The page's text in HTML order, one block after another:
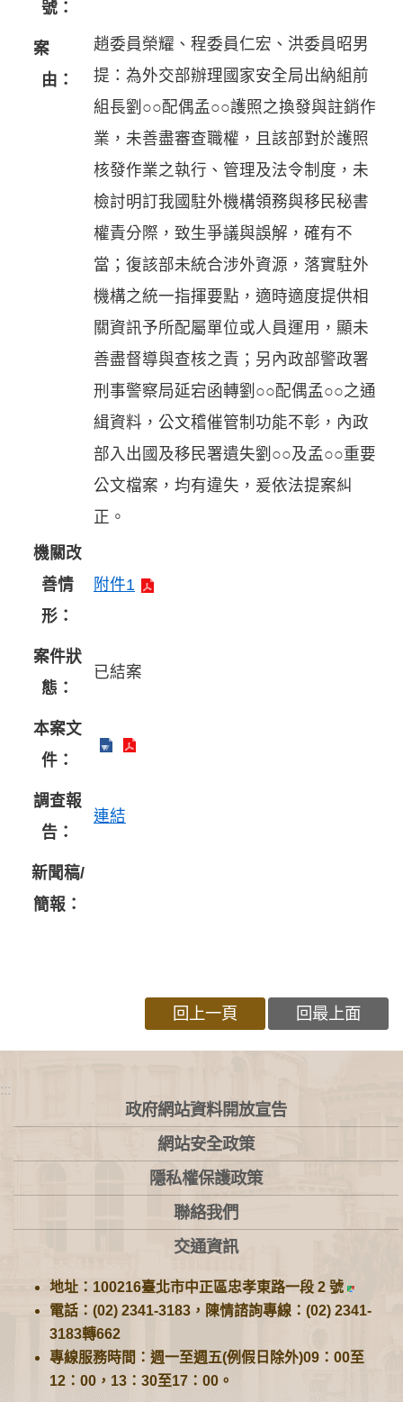
號：
案
由：
趙委員榮耀、程委員仁宏、洪委員昭男
提：為外交部辦理國家安全局出納組前
組長劉○○配偶孟○○護照之換發與註銷作
業，未善盡審查職權，且該部對於護照
核發作業之執行、管理及法令制度，未
檢討明訂我國駐外機構領務與移民秘書
權責分際，致生爭議與誤解，確有不
當；復該部未統合涉外資源，落實駐外
機構之統一指揮要點，適時適度提供相
關資訊予所配屬單位或人員運用，顯未
善盡督導與查核之責；另內政部警政署
刑事警察局延宕函轉劉○○配偶孟○○之通
緝資料，公文稽催管制功能不彰，內政
部入出國及移民署遺失劉○○及孟○○重要
公文檔案，均有違失，爰依法提案糾
正。
機關改
善情
形：
附件1
案件狀
態：
已結案
本案文
件：
調查報
告：
連結
新聞稿/
簡報：
回上一頁 回最上面
:::
政府網站資料開放宣告
網站安全政策
隱私權保護政策
聯絡我們
交通資訊
地址：100216臺北市中正區忠孝東路一段 2 號
電話：(02) 2341-3183，陳情諮詢專線：(02) 2341-
3183轉662
專線服務時間：週一至週五(例假日除外)09：00至
12：00，13：30至17：00。